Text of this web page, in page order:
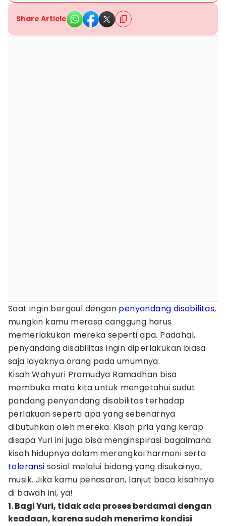
Share Article
Saat ingin bergaul dengan penyandang disabilitas,
mungkin kamu merasa canggung harus
memerlakukan mereka seperti apa. Padahal,
penyandang disabilitas ingin diperlakukan biasa
saja layaknya orang pada umumnya.
Kisah Wahyuri Pramudya Ramadhan bisa
membuka mata kita untuk mengetahui sudut
pandang penyandang disabilitas terhadap
perlakuan seperti apa yang sebenarnya
dibutuhkan oleh mereka. Kisah pria yang kerap
disapa Yuri ini juga bisa menginspirasi bagaimana
kisah hidupnya dalam merangkai harmoni serta
toleransi sosial melalui bidang yang disukainya,
musik. Jika kamu penasaran, lanjut baca kisahnya
di bawah ini, ya!
1. Bagi Yuri, tidak ada proses berdamai dengan
keadaan, karena sudah menerima kondisi